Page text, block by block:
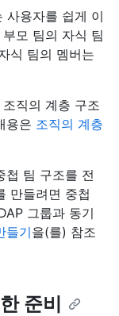
사용자를 쉽게 이
모 팀의 자식 팀
식 팀의 멤버는
직의 계층 구조
용은 조직의 계층
첩 팀 구조를 전
만들려면 중첩
그룹과 동기
들기을(를) 참조
준비